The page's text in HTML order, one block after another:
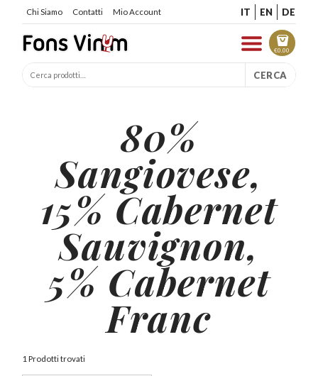
Chi Siamo Contatti Mio Account IT EN DE
€0.00
CERCA
80%
Sangiovese,
15% Cabernet
Sauvignon,
5% Cabernet
Franc
1 Prodotti trovati